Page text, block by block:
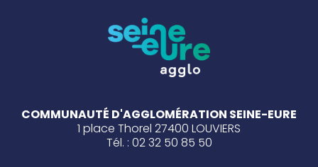
COMMUNAUTÉ D'AGGLOMÉRATION SEINE-EURE
1 place Thorel 27400 LOUVIERS
Tél. : 02 32 50 85 50